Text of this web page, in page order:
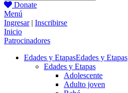
Donate
Menú
Ingresar| Inscribirse
Inicio
Patrocinadores
Edades y EtapasEdades y Etapas
Edades y Etapas
Adolescente
Adulto joven